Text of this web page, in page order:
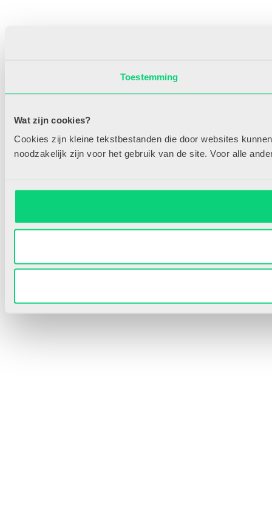
Toestemming
Wat zijn cookies?
Cookies zijn kleine tekstbestanden die door websites
noodzakelijk zijn voor het gebruik van de site. Voor alle